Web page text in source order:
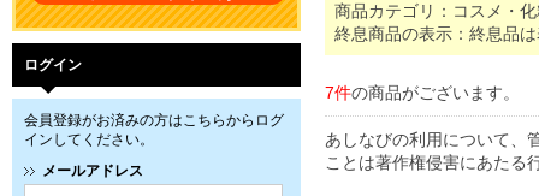
ログイン
会員登録がお済みの方はこちらからログ
インしてください。
メールアドレス
商品カテゴリ：コスメ・
終息商品の表示：終息品
7件の商品がございます。
あしなびの利用について、
ことは著作権侵害にあたる